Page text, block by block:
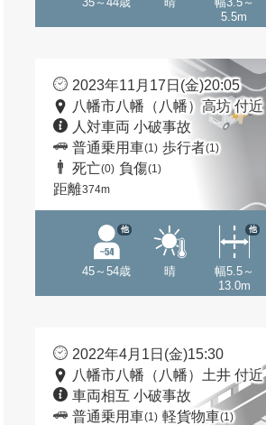
5.5m
2023年11月17日(金)20:05
八幡市八幡（八幡）高坊 付近
人対車両 小破事故
普通乗用車(1) 歩行者(1)
死亡(0) 負傷(1)
距離374m
45～54歳
他
晴
幅5.5～
13.0m
他
2022年4月1日(金)15:30
八幡市八幡（八幡）土井 付近
車両相互 小破事故
普通乗用車(1) 軽貨物車(1)